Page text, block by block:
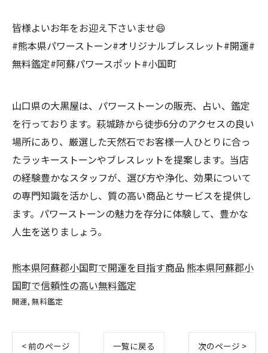
皆様よいお年をお迎え下さいませ😄
#熊本県パワーストーン#オリジナルブレスレット#開運#
無料鑑定#阿蘇パワースポット#小国町
山口県の大黒屋は、パワーストーンの販売、占い、鑑定
を行っております。萩城跡から徒歩6分のアクセスの良い
場所にあり、厳選した天然石でお客様一人ひとりに合っ
たラッキーストーンやブレスレットを提案します。当店
の経験豊かなスタッフが、選び方や浄化、効果について
の専門知識を活かし、質の高い商品とサービスを提供し
ます。パワーストーンの魅力を存分に体験して、豊かな
人生を送りましょう。
熊本県阿蘇郡小国町で開運を目指す商品熊本県阿蘇郡小
国町で信頼性の高い無料鑑定
開運 無料鑑定
< 前のページ 一覧に戻る 次のページ >